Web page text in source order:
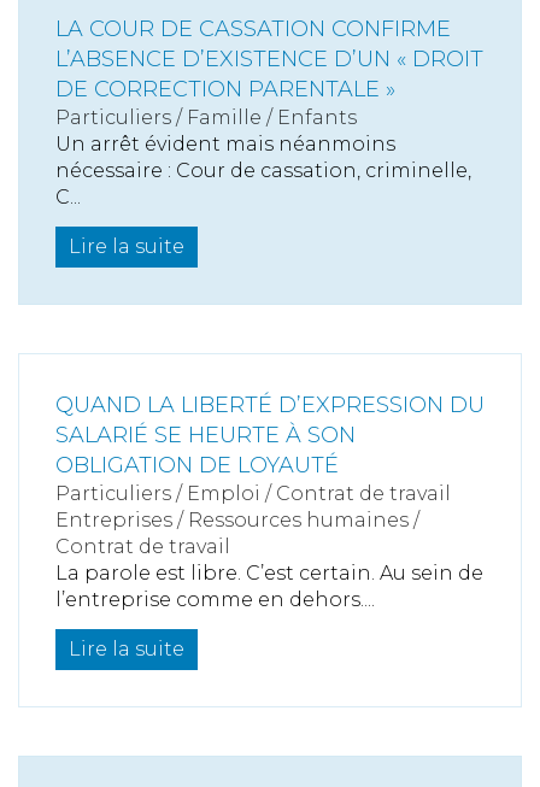
LA COUR DE CASSATION CONFIRME
L’ABSENCE D’EXISTENCE D’UN « DROIT
DE CORRECTION PARENTALE »
Particuliers / Famille / Enfants
Un arrêt évident mais néanmoins
nécessaire : Cour de cassation, criminelle,
C...
Lire la suite
QUAND LA LIBERTÉ D’EXPRESSION DU
SALARIÉ SE HEURTE À SON
OBLIGATION DE LOYAUTÉ
Particuliers / Emploi / Contrat de travail
Entreprises / Ressources humaines /
Contrat de travail
La parole est libre. C’est certain. Au sein de
l’entreprise comme en dehors....
Lire la suite